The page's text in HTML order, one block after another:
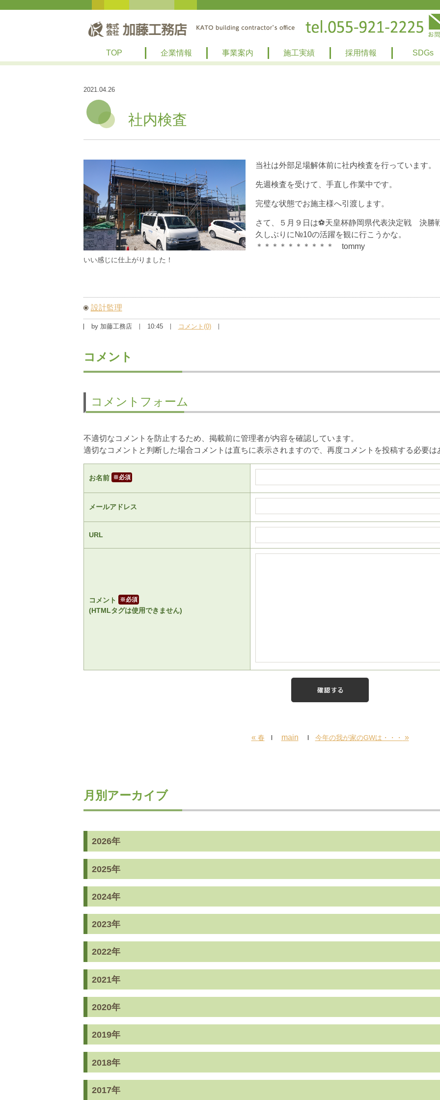
TOP 企業情報 事業案内 施工実績 採用情報 SDGs
2021.04.26
社内検査
いい感じに仕上がりました！
当社は外部足場解体前に社内検査を行っています。
先週検査を受けて、手直し作業中です。
完璧な状態でお施主様へ引渡します。
さて、５月９日は⚽天皇杯静岡県代表決定戦 決勝
久しぶりに№10の活躍を観に行こうかな。
＊＊＊＊＊＊＊＊＊＊ tommy
設計監理
by 加藤工務店 10:45 コメント(0)
コメント
コメントフォーム
不適切なコメントを防止するため、掲載前に管理者が内容を確認しています。
適切なコメントと判断した場合コメントは直ちに表示されますので、再度コメントを投稿する必要は
お名前 ※
メールアドレス
URL
コメント
※
(HTMLタグは使用できません)
« 春 main 今年の我が家のGWは・・・ »
月別アーカイブ
2026年
2025年
2024年
2023年
2022年
2021年
2020年
2019年
2018年
2017年